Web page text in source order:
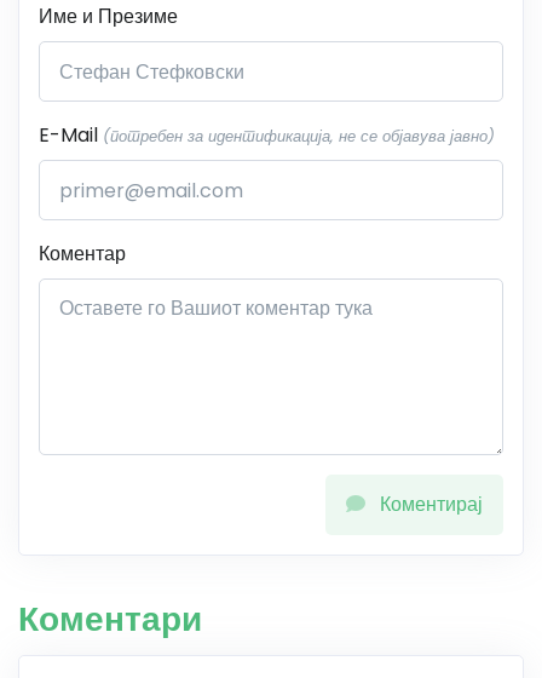
Име и Презиме
E-Mail (потребен за идентификација, не се објавува јавно)
Коментар
Коментирај
Коментари